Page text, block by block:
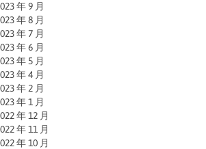
年 9 月
年 8 月
年 7 月
年 6 月
年 5 月
年 4 月
年 2 月
年 1 月
年 12 月
年 11 月
年 10 月